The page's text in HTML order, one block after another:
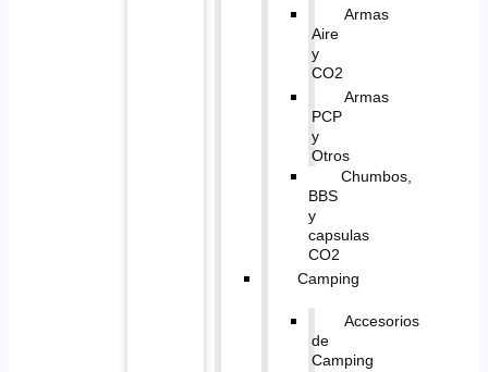
Armas
Aire
y
CO2
Armas
PCP
y
Otros
Chumbos,
BBS
y
capsulas
CO2
Camping
Accesorios
de
Camping